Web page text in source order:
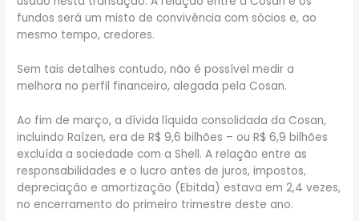
fundos será um misto de convivência com sócios e, ao
mesmo tempo, credores.
Sem tais detalhes contudo, não é possível medir a
melhora no perfil financeiro, alegada pela Cosan.
Ao fim de março, a dívida líquida consolidada da Cosan,
incluindo Raízen, era de R$ 9,6 bilhões – ou R$ 6,9 bilhões
excluída a sociedade com a Shell. A relação entre as
responsabilidades e o lucro antes de juros, impostos,
depreciação e amortização (Ebitda) estava em 2,4 vezes,
no encerramento do primeiro trimestre deste ano.